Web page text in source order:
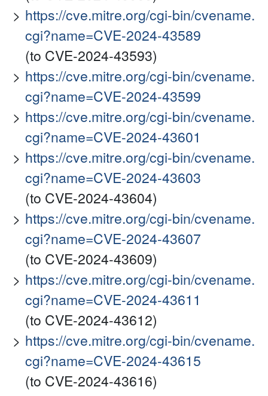
https://cve.mitre.org/cgi-bin/cvename.
cgi?name=CVE-2024-43589
(to CVE-2024-43593)
https://cve.mitre.org/cgi-bin/cvename.
cgi?name=CVE-2024-43599
https://cve.mitre.org/cgi-bin/cvename.
cgi?name=CVE-2024-43601
https://cve.mitre.org/cgi-bin/cvename.
cgi?name=CVE-2024-43603
(to CVE-2024-43604)
https://cve.mitre.org/cgi-bin/cvename.
cgi?name=CVE-2024-43607
(to CVE-2024-43609)
https://cve.mitre.org/cgi-bin/cvename.
cgi?name=CVE-2024-43611
(to CVE-2024-43612)
https://cve.mitre.org/cgi-bin/cvename.
cgi?name=CVE-2024-43615
(to CVE-2024-43616)